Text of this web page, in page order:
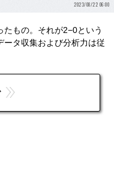
2023/08/22 06:00
もの。それが2−0という
ータ収集および分析力は従